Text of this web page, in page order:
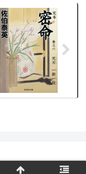
小説村.